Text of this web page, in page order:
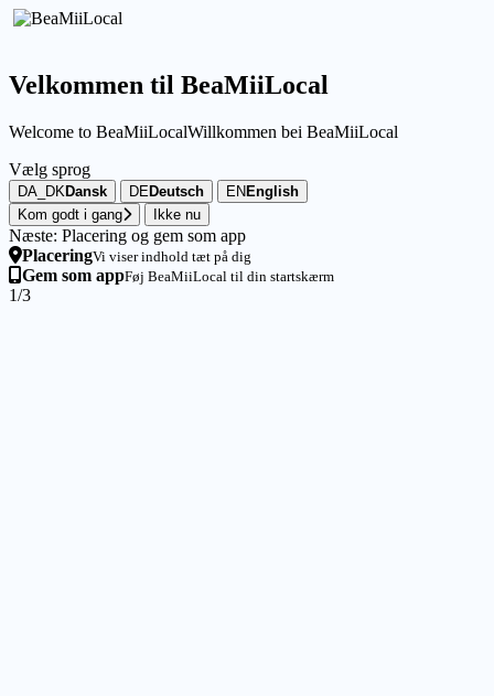
Velkommen til BeaMiiLocal
Welcome to BeaMiiLocalWillkommen bei BeaMiiLocal
Vælg sprog
DA_DK Dansk DE Deutsch EN English
Kom godt i gang
Ikke nu
Næste: Placering og gem som app
PlaceringVi viser indhold tæt på dig
Gem som appFøj BeaMiiLocal til din startskærm
1/3